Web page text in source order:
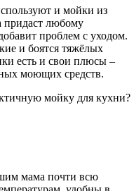
и мойки из
придаст любому
проблем с уходом.
и боятся тяжёлых
есть и свои плюсы –
моющих средств.
мама почти всю